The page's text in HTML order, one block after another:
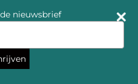
nieuwsbrief